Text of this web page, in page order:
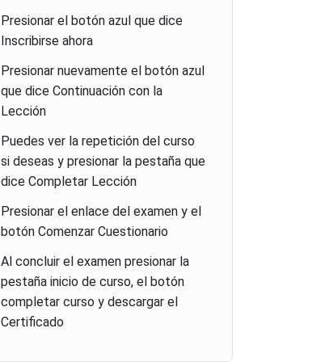
Presionar el botón azul que dice
Inscribirse ahora
Presionar nuevamente el botón azul
que dice Continuación con la
Lección
Puedes ver la repetición del curso
si deseas y presionar la pestaña que
dice Completar Lección
Presionar el enlace del examen y el
botón Comenzar Cuestionario
Al concluir el examen presionar la
pestaña inicio de curso, el botón
completar curso y descargar el
Certificado